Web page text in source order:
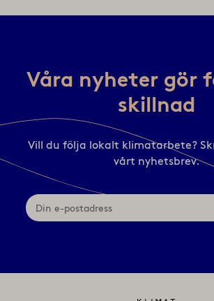
Våra nyheter gör
skillnad
Vill du följa lokalt klimatarbete?
vårt nyhetsbrev.
Din
e-
postadress